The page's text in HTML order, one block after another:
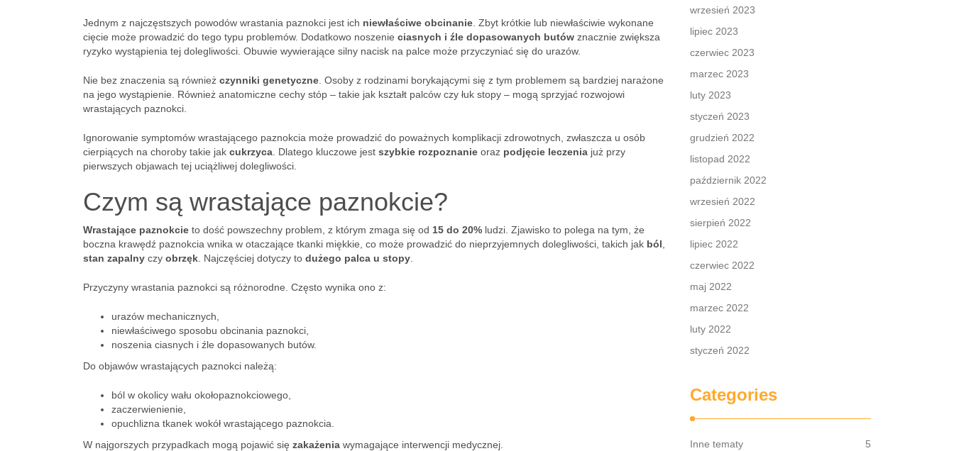
Jednym z najczęstszych powodów wrastania paznokci jest ich niewłaściwe obcinanie . Zbyt krótkie lub niewłaściwie wykonane
cięcie może prowadzić do tego typu problemów. Dodatkowo noszenie ciasnych i źle dopasowanych butów znacznie zwiększa
ryzyko wystąpienia tej dolegliwości. Obuwie wywierające silny nacisk na palce może przyczyniać się do urazów.
Nie bez znaczenia są również czynniki genetyczne . Osoby z rodzinami borykającymi się z tym problemem są bardziej narażone
na jego wystąpienie. Również anatomiczne cechy stóp – takie jak kształt palców czy łuk stopy – mogą sprzyjać rozwojowi
wrastających paznokci.
Ignorowanie symptomów wrastającego paznokcia może prowadzić do poważnych komplikacji zdrowotnych, zwłaszcza u osób
cierpiących na choroby takie jak cukrzyca . Dlatego kluczowe jest szybkie rozpoznanie oraz podjęcie leczenia już przy
pierwszych objawach tej uciążliwej dolegliwości.
Czym są wrastające paznokcie?
Wrastające paznokcie to dość powszechny problem, z którym zmaga się od 15 do 20% ludzi. Zjawisko to polega na tym, że
boczna krawędź paznokcia wnika w otaczające tkanki miękkie, co może prowadzić do nieprzyjemnych dolegliwości, takich jak ból
stan zapalny czy obrzęk . Najczęściej dotyczy to dużego palca u stopy
Przyczyny wrastania paznokci są różnorodne. Często wynika ono z:
urazów mechanicznych,
niewłaściwego sposobu obcinania paznokci,
noszenia ciasnych i źle dopasowanych butów.
Do objawów wrastających paznokci należą:
ból w okolicy wału okołopaznokciowego,
zaczerwienienie,
opuchlizna tkanek wokół wrastającego paznokcia.
W najgorszych przypadkach mogą pojawić się zakażenia wymagające interwencji medycznej.
wrzesień 2023
lipiec 2023
czerwiec 2023
marzec 2023
luty 2023
styczeń 2023
grudzień 2022
listopad 2022
październik 2022
wrzesień 2022
sierpień 2022
lipiec 2022
czerwiec 2022
maj 2022
marzec 2022
luty 2022
styczeń 2022
Categories
Inne tematy
5